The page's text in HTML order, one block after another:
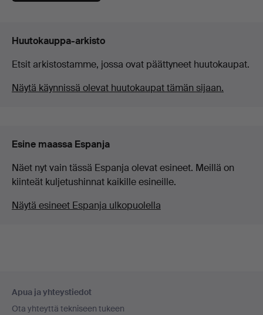
Huutokauppa-arkisto
Etsit arkistostamme, jossa ovat päättyneet huutokaupat.
Näytä käynnissä olevat huutokaupat tämän sijaan.
Esine maassa Espanja
Näet nyt vain tässä Espanja olevat esineet. Meillä on
kiinteät kuljetushinnat kaikille esineille.
Näytä esineet Espanja ulkopuolella
Apua ja yhteystiedot
Ota yhteyttä tekniseen tukeen